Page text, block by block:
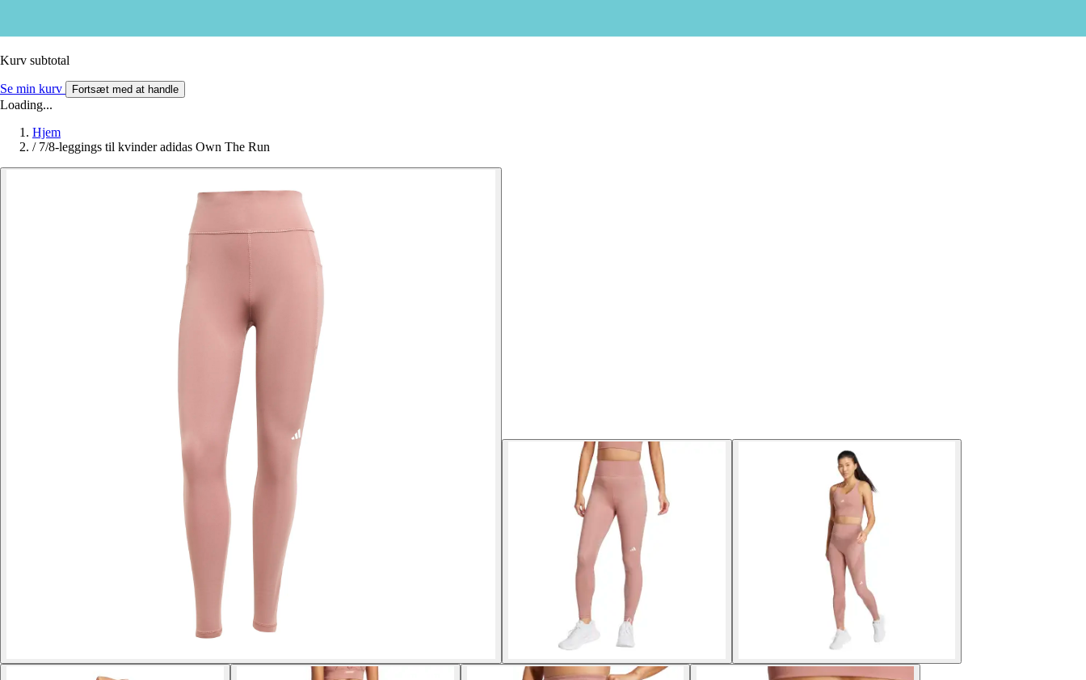
Kurv subtotal
Se min kurv Fortsæt med at handle
Loading...
Hjem
/ 7/8-leggings til kvinder adidas Own The Run